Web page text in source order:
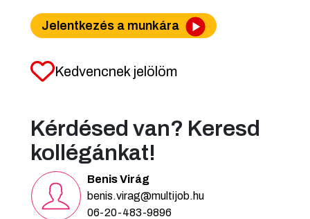
Jelentkezés a munkára
Kedvencnek jelölöm
Kérdésed van? Keresd
kollégánkat!
Benis Virág
benis.virag@multijob.hu
06-20-483-9896